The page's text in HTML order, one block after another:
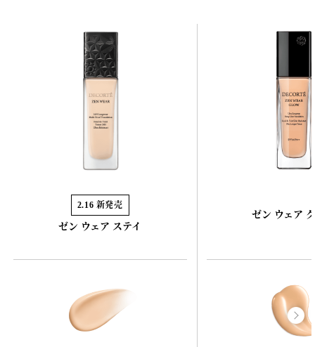
2.16 新発売
ゼン ウェア ステイ
ゼン ウェア